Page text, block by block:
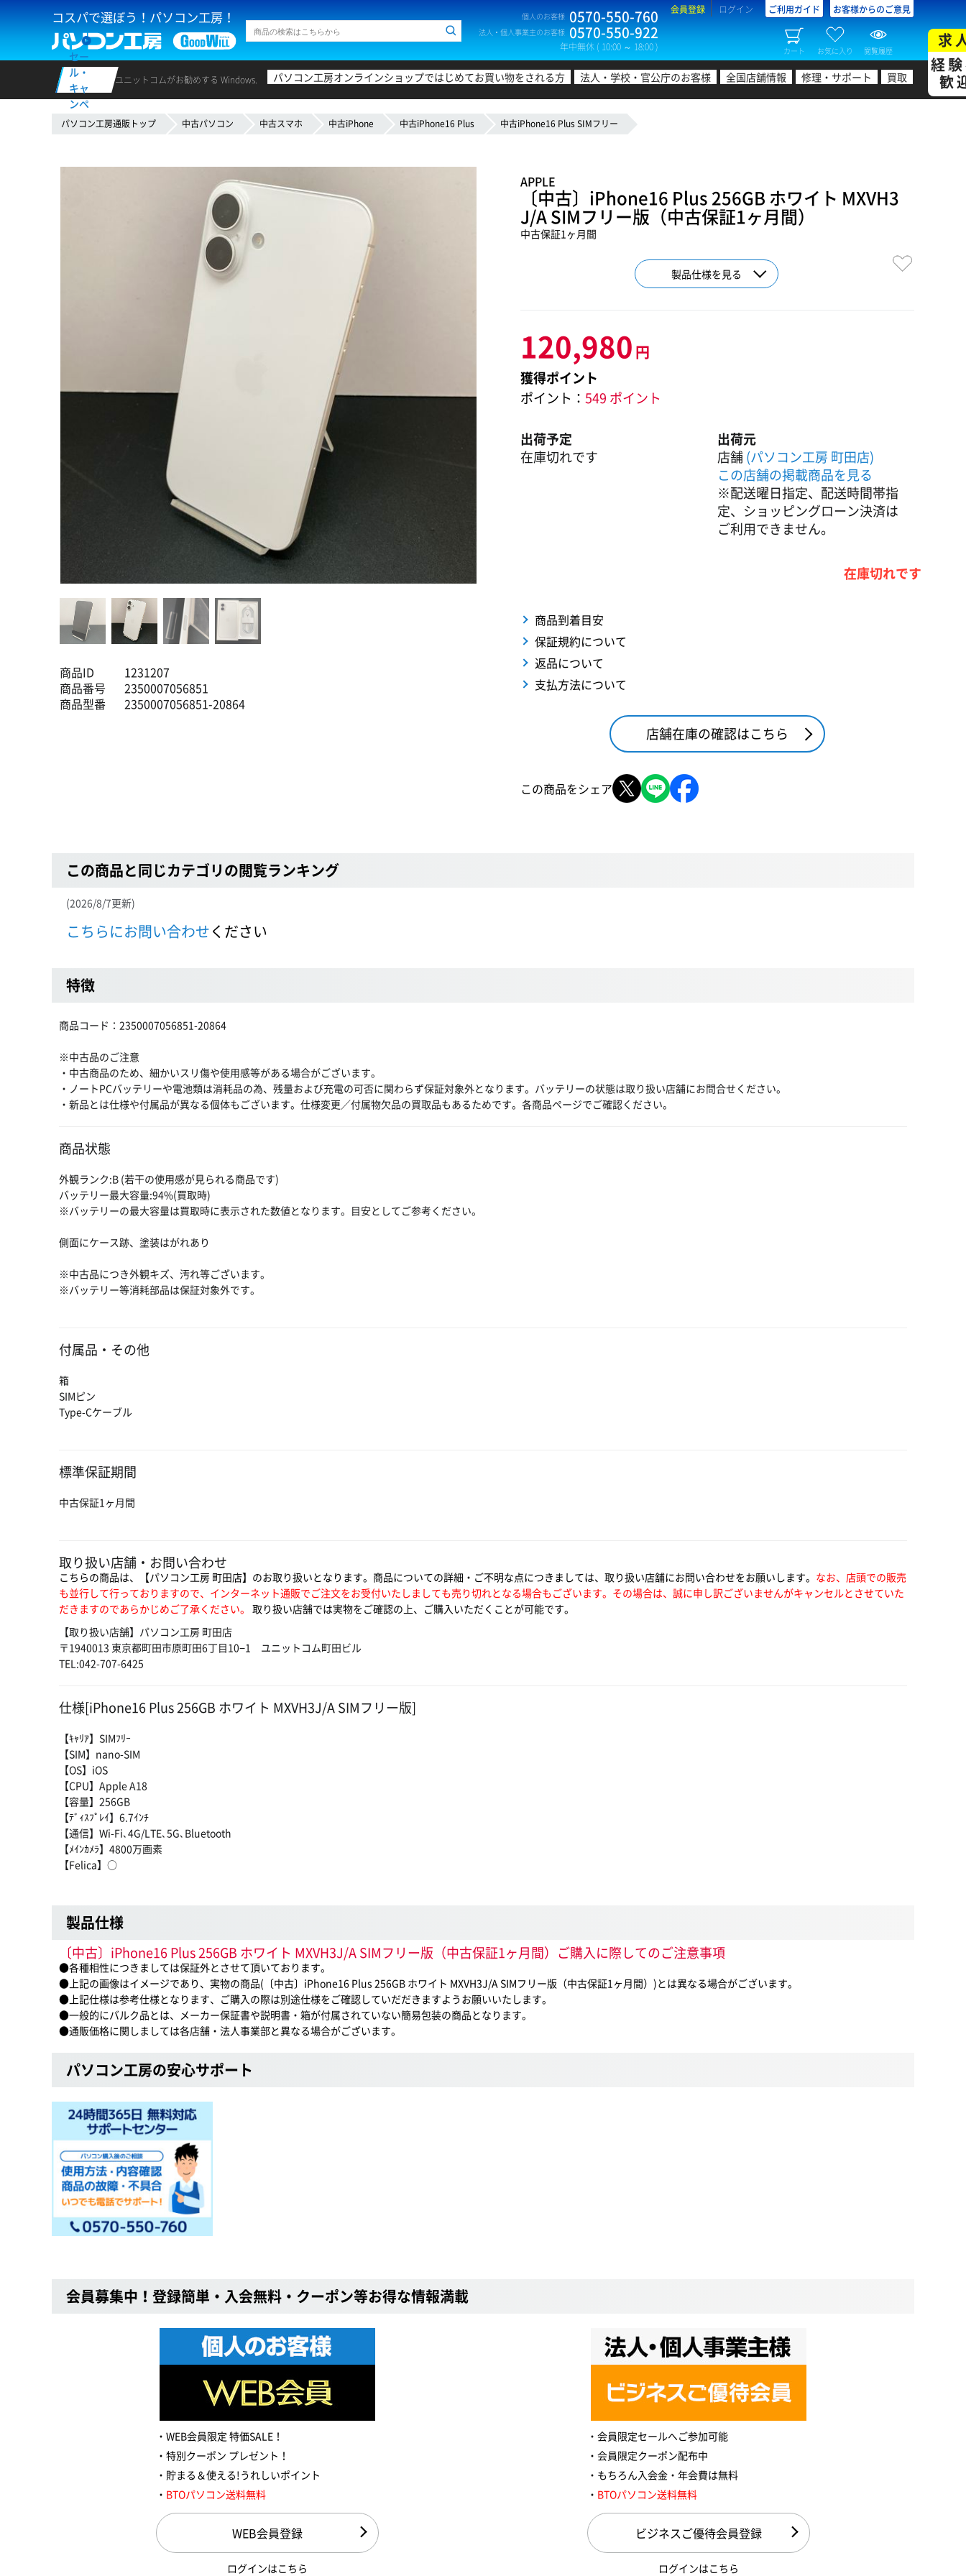
コスパで選ぼう！パソコン工房！ 個人のお客様 0570-550-760
法人・個人事業主のお客様 0570-550-922
年中無休 ( 10:00 ～ 18:00 )
会員登録 ログイン ご利用ガイド お客様からのご意見
カート お気に入り 閲覧履歴
セー
ル・
キャ
ンペ
ーン
ユニットコムがお勧めする Windows. パソコン工房オンラインショップではじめてお買い物をされる方 法人・学校・官公庁のお客様 全国店舗情報 修理・サポート 買取
求
経
歓
パソコン工房通販トップ 中古パソコン 中古スマホ 中古iPhone 中古iPhone16 Plus 中古iPhone16 Plus SIMフリー
商品ID
1231207
商品番号
2350007056851
商品型番
2350007056851-20864
APPLE
〔中古〕iPhone16 Plus 256GB ホワイト MXVH3
J/A SIMフリー版（中古保証1ヶ月間）
中古保証1ヶ月間
製品仕様を見る
120,980 円
獲得ポイント
ポイント： 549 ポイント
出荷予定
在庫切れです
出荷元
店舗(パソコン工房 町田店)
この店舗の掲載商品を見る
※配送曜日指定、配送時間帯指
定、ショッピングローン決済は
ご利用できません。
在庫切れです
商品到着目安
保証規約について
返品について
支払方法について
店舗在庫の確認はこちら
この商品をシェア
この商品と同じカテゴリの閲覧ランキング
(2026/8/7更新)
こちらにお問い合わせください
特徴
商品コード：2350007056851-20864
※中古品のご注意
・中古商品のため、細かいスリ傷や使用感等がある場合がございます。
・ノートPCバッテリーや電池類は消耗品の為、残量および充電の可否に関わらず保証対象外となります。バッテリーの状態は取り扱い店舗にお問合せください。
・新品とは仕様や付属品が異なる個体もございます。仕様変更／付属物欠品の買取品もあるためです。各商品ページでご確認ください。
商品状態
外観ランク:B (若干の使用感が見られる商品です)
バッテリー最大容量:94%(買取時)
※バッテリーの最大容量は買取時に表示された数値となります。目安としてご参考ください。
側面にケース跡、塗装はがれあり
※中古品につき外観キズ、汚れ等ございます。
※バッテリー等消耗部品は保証対象外です。
付属品・その他
箱
SIMピン
Type-Cケーブル
標準保証期間
中古保証1ヶ月間
取り扱い店舗・お問い合わせ
こちらの商品は、【パソコン工房 町田店】のお取り扱いとなります。商品についての詳細・ご不明な点につきましては、取り扱い店舗にお問い合わせをお願いします。 なお、店頭での販売
も並行して行っておりますので、インターネット通販でご注文をお受付いたしましても売り切れとなる場合もございます。その場合は、誠に申し訳ございませんがキャンセルとさせていた
だきますのであらかじめご了承ください。 取り扱い店舗では実物をご確認の上、ご購入いただくことが可能です。
【取り扱い店舗】パソコン工房 町田店
〒1940013 東京都町田市原町田6丁目10−1 ユニットコム町田ビル
TEL:042-707-6425
仕様[iPhone16 Plus 256GB ホワイト MXVH3J/A SIMフリー版]
【ｷｬﾘｱ】SIMﾌﾘｰ
【SIM】nano-SIM
【OS】iOS
【CPU】Apple A18
【容量】256GB
【ﾃﾞｨｽﾌﾟﾚｲ】6.7ｲﾝﾁ
【通信】Wi-Fi､4G/LTE､5G､Bluetooth
【ﾒｲﾝｶﾒﾗ】4800万画素
【Felica】○
製品仕様
〔中古〕iPhone16 Plus 256GB ホワイト MXVH3J/A SIMフリー版（中古保証1ヶ月間）ご購入に際してのご注意事項
●各種相性につきましては保証外とさせて頂いております。
●上記の画像はイメージであり、実物の商品(〔中古〕iPhone16 Plus 256GB ホワイト MXVH3J/A SIMフリー版（中古保証1ヶ月間）)とは異なる場合がございます。
●上記仕様は参考仕様となります、ご購入の際は別途仕様をご確認していだだきますようお願いいたします。
●一般的にバルク品とは、メーカー保証書や説明書・箱が付属されていない簡易包装の商品となります。
●通販価格に関しましては各店舗・法人事業部と異なる場合がございます。
パソコン工房の安心サポート
会員募集中！登録簡単・入会無料・クーポン等お得な情報満載
WEB会員限定 特価SALE！
特別クーポン プレゼント！
貯まる＆使える!うれしいポイント
BTOパソコン送料無料
WEB会員登録
ログインはこちら
会員限定セールへご参加可能
会員限定クーポン配布中
もちろん入会金・年会費は無料
BTOパソコン送料無料
ビジネスご優待会員登録
ログインはこちら